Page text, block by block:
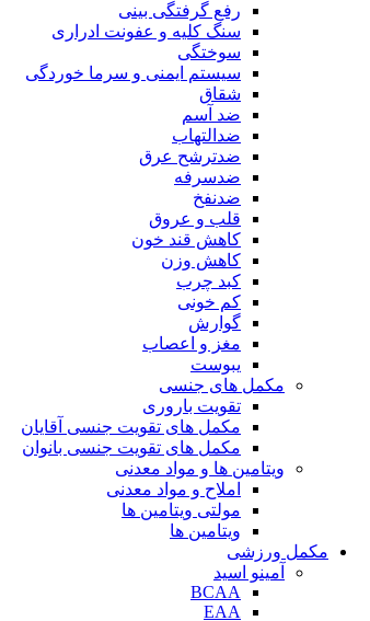
رفع گرفتگی بینی
سنگ کلیه و عفونت ادراری
سوختگی
سیستم ایمنی و سرما خوردگی
شقاق
ضد آسم
ضدالتهاب
ضدترشح عرق
ضدسرفه
ضدنفخ
قلب و عروق
کاهش قند خون
کاهش وزن
کبد چرب
کم خونی
گوارش
مغز و اعصاب
یبوست
مکمل های جنسی
تقویت باروری
مکمل های تقویت جنسی آقایان
مکمل های تقویت جنسی بانوان
ویتامین ها و مواد معدنی
املاح و مواد معدنی
مولتی ویتامین ها
ویتامین ها
مکمل ورزشی
آمینو اسید
BCAA
EAA